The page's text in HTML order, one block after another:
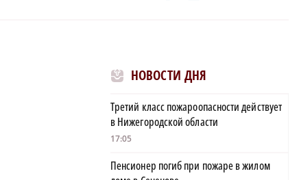
НОВОСТИ ДНЯ
Третий класс пожароопасности действует
в Нижегородской области
17:05
Пенсионер погиб при пожаре в жилом